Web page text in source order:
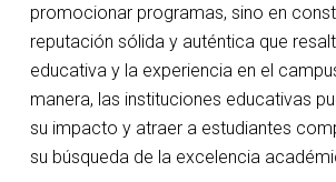
promocionar programas, sino en
reputación sólida y auténtica que
educativa y la experiencia en el
manera, las instituciones educativas
su impacto y atraer a estudiantes
su búsqueda de la excelencia